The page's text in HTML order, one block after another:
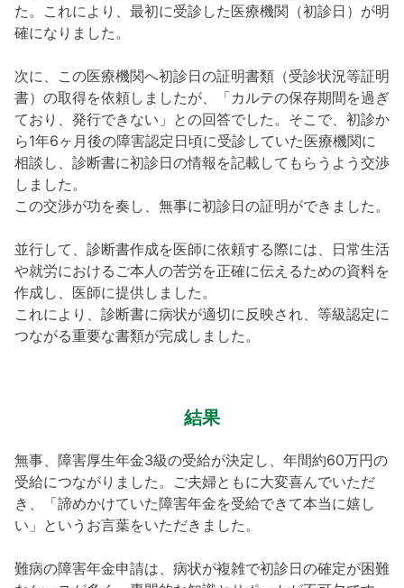
た。これにより、最初に受診した医療機関（初診日）が明
確になりました。
次に、この医療機関へ初診日の証明書類（受診状況等証明
書）の取得を依頼しましたが、「カルテの保存期間を過ぎ
ており、発行できない」との回答でした。そこで、初診か
ら1年6ヶ月後の障害認定日頃に受診していた医療機関に
相談し、診断書に初診日の情報を記載してもらうよう交渉
しました。
この交渉が功を奏し、無事に初診日の証明ができました。
並行して、診断書作成を医師に依頼する際には、日常生活
や就労におけるご本人の苦労を正確に伝えるための資料を
作成し、医師に提供しました。
これにより、診断書に病状が適切に反映され、等級認定に
つながる重要な書類が完成しました。
結果
無事、障害厚生年金3級の受給が決定し、年間約60万円の
受給につながりました。ご夫婦ともに大変喜んでいただ
き、「諦めかけていた障害年金を受給できて本当に嬉し
い」というお言葉をいただきました。
難病の障害年金申請は、病状が複雑で初診日の確定が困難